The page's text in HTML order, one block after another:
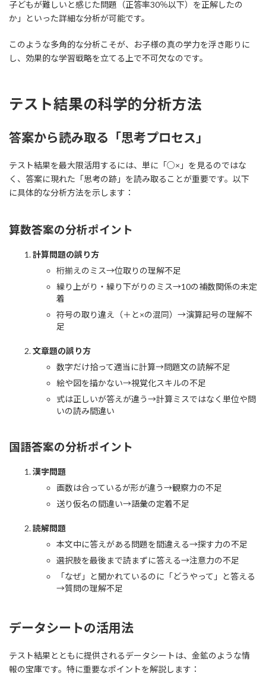
子どもが難しいと感じた問題（正答率30％以下）を正解したの
か」といった詳細な分析が可能です。
このような多角的な分析こそが、お子様の真の学力を浮き彫りに
し、効果的な学習戦略を立てる上で不可欠なのです。
テスト結果の科学的分析方法
答案から読み取る「思考プロセス」
テスト結果を最大限活用するには、単に「○×」を見るのではな
く、答案に現れた「思考の跡」を読み取ることが重要です。以下
に具体的な分析方法を示します：
算数答案の分析ポイント
計算問題の誤り方
桁揃えのミス→位取りの理解不足
繰り上がり・繰り下がりのミス→10の補数関係の未定
着
符号の取り違え（＋と×の混同）→演算記号の理解不
足
文章題の誤り方
数字だけ拾って適当に計算→問題文の読解不足
絵や図を描かない→視覚化スキルの不足
式は正しいが答えが違う→計算ミスではなく単位や問
いの読み間違い
国語答案の分析ポイント
漢字問題
画数は合っているが形が違う→観察力の不足
送り仮名の間違い→語彙の定着不足
読解問題
本文中に答えがある問題を間違える→探す力の不足
選択肢を最後まで読まずに答える→注意力の不足
「なぜ」と聞かれているのに「どうやって」と答える
→質問の理解不足
データシートの活用法
テスト結果とともに提供されるデータシートは、金鉱のような情
報の宝庫です。特に重要なポイントを解説します：